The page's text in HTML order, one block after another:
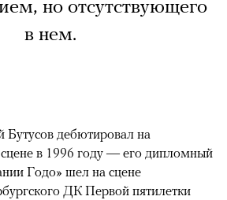
но отсутствующего
в нем.
дебютировал на
в 1996 году — его дипломный
Годо» шел на сцене
ДК Первой пятилетки